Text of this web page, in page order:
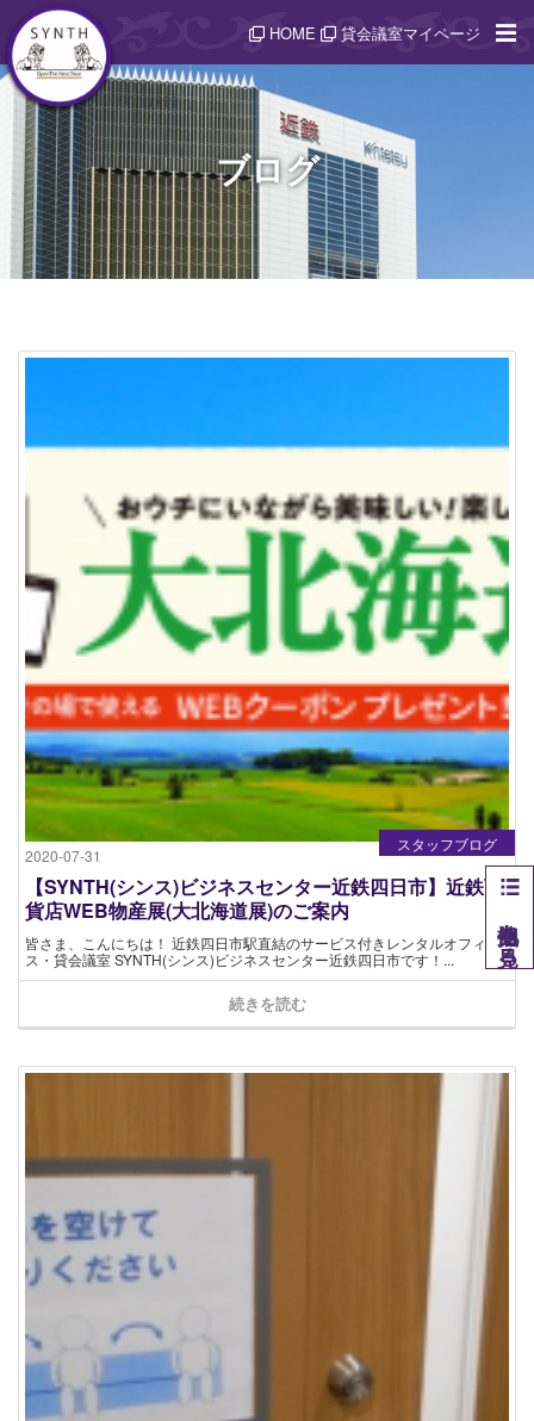
HOME 貸会議室マイページ
ブログ
2020-07-31
スタッフブログ
【SYNTH(シンス)ビジネスセンター近鉄四日市】近鉄百
貨店WEB物産展(大北海道展)のご案内
皆さま、こんにちは！ 近鉄四日市駅直結のサービス付きレンタルオフィ
ス・貸会議室 SYNTH(シンス)ビジネスセンター近鉄四日市です！...
続きを読む
他拠点を見る